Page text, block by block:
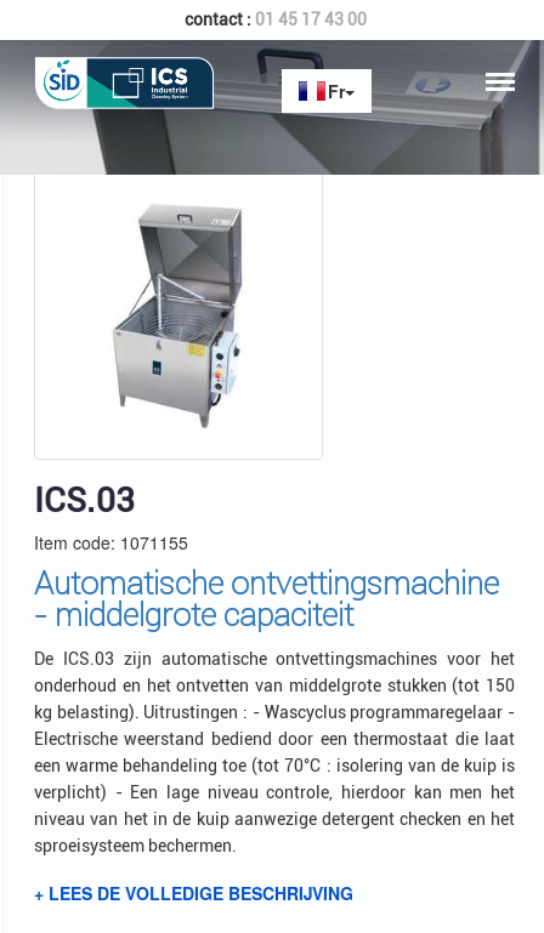
contact : 01 45 17 43 00
Home ICS.03
ICS.03
Item code: 1071155
Automatische ontvettingsmachine
- middelgrote capaciteit
De ICS.03 zijn automatische ontvettingsmachines voor het
onderhoud en het ontvetten van middelgrote stukken (tot 150
kg belasting). Uitrustingen : - Wascyclus programmaregelaar -
Electrische weerstand bediend door een thermostaat die laat
een warme behandeling toe (tot 70°C : isolering van de kuip is
verplicht) - Een lage niveau controle, hierdoor kan men het
niveau van het in de kuip aanwezige detergent checken en het
sproeisysteem bechermen.
+ LEES DE VOLLEDIGE BESCHRIJVING